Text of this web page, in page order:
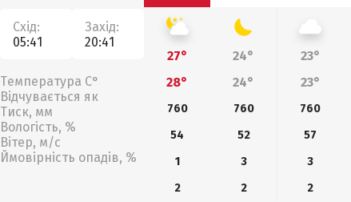
Схід:
05:41
Захід:
20:41
Температура С°
Відчувається як
Тиск, мм
Вологість, %
Вітер, м/с
Ймовірність опадів, %
27° 24° 23°
28°
24° 23°
760 760 760
54
52 57
1
3 3
2
2 2